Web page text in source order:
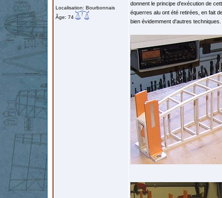
Localisation: Bourbonnais
Âge: 74
donnent le principe d'exécution de
équerres alu ont été retirées, en fait
bien évidemment d'autres techniques.